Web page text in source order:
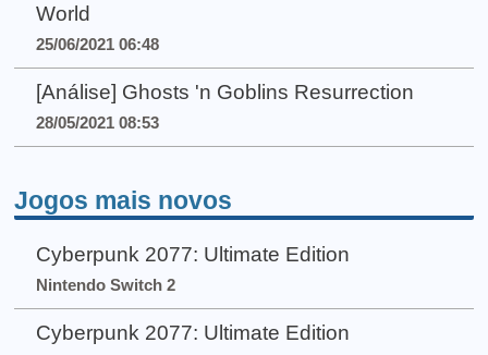
World
25/06/2021 06:48
[Análise] Ghosts 'n Goblins Resurrection
28/05/2021 08:53
Jogos mais novos
Cyberpunk 2077: Ultimate Edition
Nintendo Switch 2
Cyberpunk 2077: Ultimate Edition